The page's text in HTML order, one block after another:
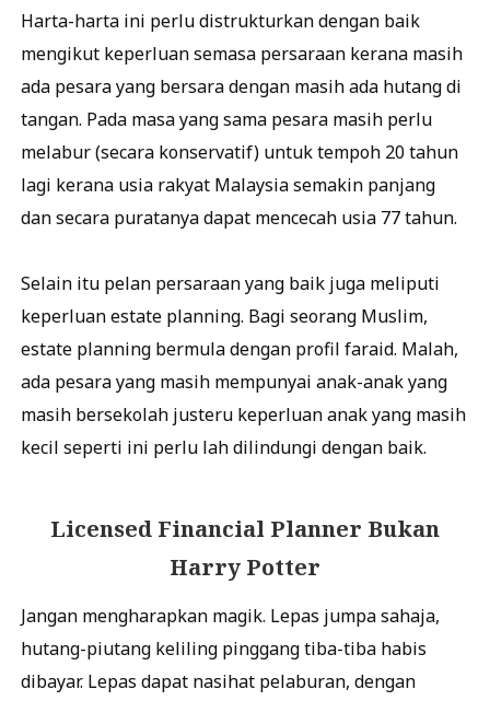
Harta-harta ini perlu distrukturkan dengan baik
mengikut keperluan semasa persaraan kerana masih
ada pesara yang bersara dengan masih ada hutang di
tangan. Pada masa yang sama pesara masih perlu
melabur (secara konservatif) untuk tempoh 20 tahun
lagi kerana usia rakyat Malaysia semakin panjang
dan secara puratanya dapat mencecah usia 77 tahun.
Selain itu pelan persaraan yang baik juga meliputi
keperluan estate planning. Bagi seorang Muslim,
estate planning bermula dengan profil faraid. Malah,
ada pesara yang masih mempunyai anak-anak yang
masih bersekolah justeru keperluan anak yang masih
kecil seperti ini perlu lah dilindungi dengan baik.
Licensed Financial Planner Bukan
Harry Potter
Jangan mengharapkan magik. Lepas jumpa sahaja,
hutang-piutang keliling pinggang tiba-tiba habis
dibayar. Lepas dapat nasihat pelaburan, dengan